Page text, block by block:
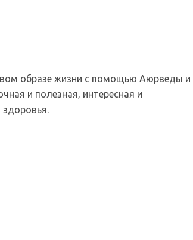
образе жизни с помощью Аюрведы и
и полезная, интересная и